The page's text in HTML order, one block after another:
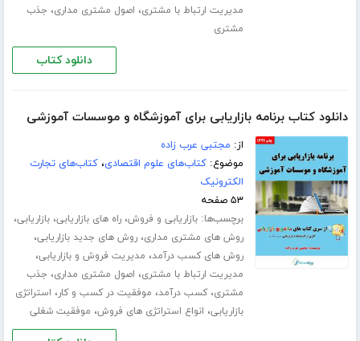
مدیریت ارتباط با مشتری، اصول مشتری مداری، جذب
مشتری
دانلود کتاب
دانلود کتاب برنامه بازاریابی برای آموزشگاه و موسسات آموزشی
از: مجتبی عرب زاده
موضوع:کتاب‌های علوم اقتصادی،کتاب‌های تجارت
الکترونیک
۵۳ صفحه
برچسب‌ها:بازاریابی و فروش،راه های بازاریابی،بازاریابی،
روش های مشتری مداری،روش های جدید بازاریابی،
روش های کسب درآمد، مدیریت فروش و بازاریابی،
مدیریت ارتباط با مشتری، اصول مشتری مداری، جذب
مشتری،کسب درآمد، موفقیت در کسب و کار، استراتژی
بازاریابی، انواع استراتژی های فروش، موفقیت شغلی